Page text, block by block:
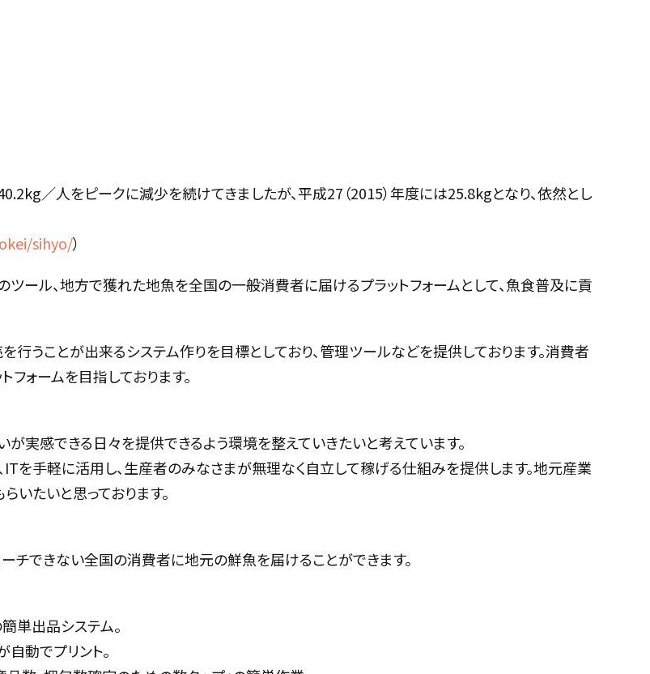
／人をピークに減少を続けてきましたが、平成27（2015）年度には25.8kgとなり、依然とし
sihyo/）
ール、地方で獲れた地魚を全国の一般消費者に届けるプラットフォームとして、魚食普及に貢
行うことが出来るシステム作りを目標としており、管理ツールなどを提供しております。消費者
ォームを目指しております。
実感できる日々を提供できるよう環境を整えていきたいと考えています。
を手軽に活用し、生産者のみなさまが無理なく自立して稼げる仕組みを提供します。地元産業
いたいと思っております。
できない全国の消費者に地元の鮮魚を届けることができます。
単出品システム。
動でプリント。